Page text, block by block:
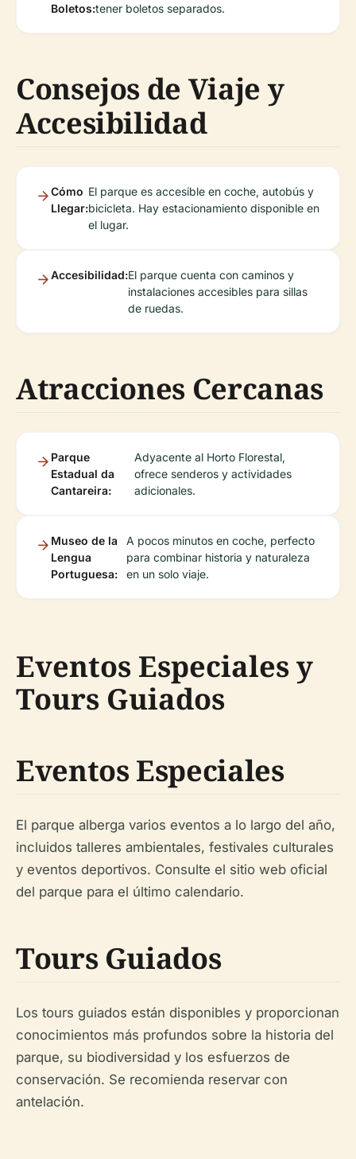
Boletos:tener boletos separados.
Consejos de Viaje y
Accesibilidad
Cómo
Llegar:
El parque es accesible en coche, autobús y
bicicleta. Hay estacionamiento disponible en
el lugar.
Accesibilidad:El parque cuenta con caminos y
instalaciones accesibles para sillas
de ruedas.
Atracciones Cercanas
Parque
Estadual da
Cantareira:
Adyacente al Horto Florestal,
ofrece senderos y actividades
adicionales.
Museo de la
Lengua
Portuguesa:
A pocos minutos en coche, perfecto
para combinar historia y naturaleza
en un solo viaje.
Eventos Especiales y
Tours Guiados
Eventos Especiales
El parque alberga varios eventos a lo largo del año,
incluidos talleres ambientales, festivales culturales
y eventos deportivos. Consulte el sitio web oficial
del parque para el último calendario.
Tours Guiados
Los tours guiados están disponibles y proporcionan
conocimientos más profundos sobre la historia del
parque, su biodiversidad y los esfuerzos de
conservación. Se recomienda reservar con
antelación.